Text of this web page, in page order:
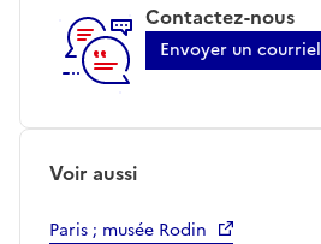
Contactez-nous
Envoyer un courriel
Voir aussi
Paris ; musée Rodin